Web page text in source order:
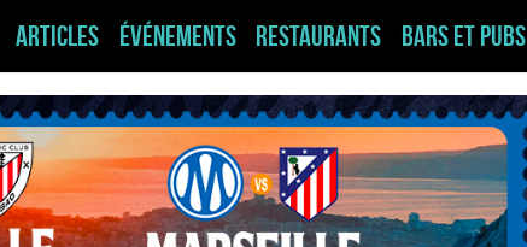
Articles Événements Restaurants Bars et pubs